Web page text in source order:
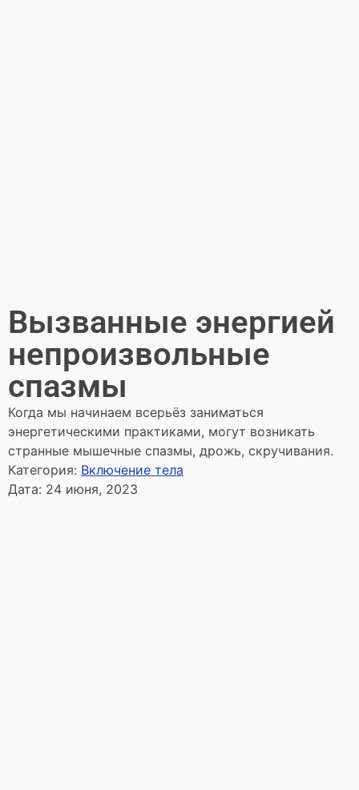
Вызванные энергией
непроизвольные
спазмы
Когда мы начинаем всерьёз заниматься
энергетическими практиками, могут возникать
странные мышечные спазмы, дрожь, скручивания.
Категория: Включение тела
Дата: 24 июня, 2023